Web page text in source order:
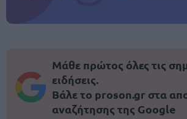
Μάθε πρώτος όλες τις
ειδήσεις.
Βάλε το proson.gr στα
αναζήτησης της Google